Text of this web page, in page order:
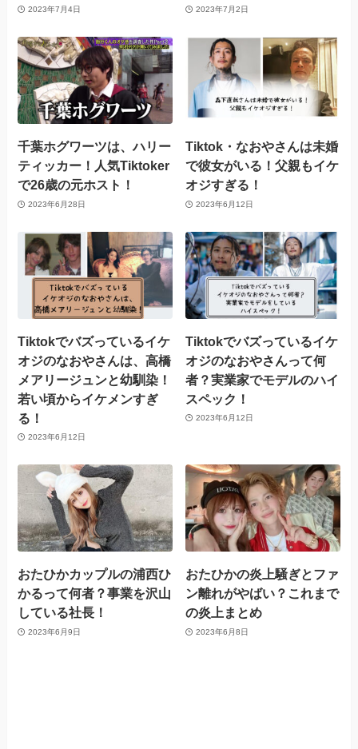
2023年7月4日 2023年7月2日
千葉ホグワーツは、ハリー
ティッカー！人気Tiktoker
で26歳の元ホスト！
2023年6月28日
Tiktok・なおやさんは未婚
で彼女がいる！父親もイケ
オジすぎる！
2023年6月12日
Tiktokでバズっているイケ
オジのなおやさんは、高橋
メアリージュンと幼馴染！
若い頃からイケメンすぎ
る！
2023年6月12日
Tiktokでバズっているイケ
オジのなおやさんって何
者？実業家でモデルのハイ
スペック！
2023年6月12日
おたひかカップルの浦西ひ
かるって何者？事業を沢山
している社長！
2023年6月9日
おたひかの炎上騒ぎとファ
ン離れがやばい？これまで
の炎上まとめ
2023年6月8日